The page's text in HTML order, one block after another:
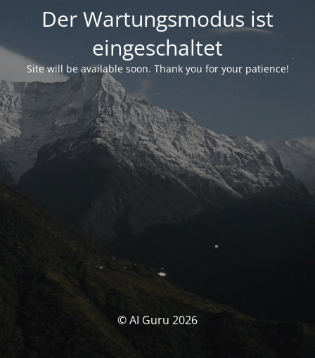
Der Wartungsmodus ist
eingeschaltet
Site will be available soon. Thank you for your patience!
© AI Guru 2026